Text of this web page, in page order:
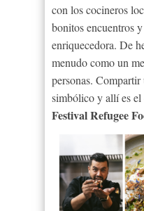
con los cocineros
bonitos encuentros
enriquecedora. De
menudo como un
personas.
simbólico y allí es el
Festival Refugee